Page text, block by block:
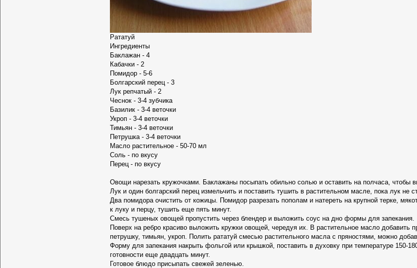
Рататуй
Ингредиенты
Баклажан - 4
Кабачки - 2
Помидор - 5-6
Болгарский перец - 3
Лук репчатый - 2
Чеснок - 3-4 зубчика
Базилик - 3-4 веточки
Укроп - 3-4 веточки
Тимьян - 3-4 веточки
Петрушка - 3-4 веточки
Масло растительное - 50-70 мл
Соль - по вкусу
Перец - по вкусу
Овощи нарезать кружочками. Баклажаны посыпать обильно солью и оставить на полчаса, чтобы
Лук и один болгарский перец измельчить и поставить тушить в растительном масле, пока лук не
Два помидора очистить от кожицы. Помидор разрезать пополам и натереть на крупной терке,
к луку и перцу, тушить еще пять минут.
Смесь тушеных овощей пропустить через блендер и выложить соус на дно формы для запекания.
Поверх на ребро красиво выложить кружки овощей, чередуя их. В растительное масло добавить
петрушку, тимьян, укроп. Полить рататуй смесью растительного масла с пряностями, можно
Форму для запекания накрыть фольгой или крышкой, поставить в духовку при температуре 150-
готовности еще двадцать минут.
Готовое блюдо присыпать свежей зеленью.